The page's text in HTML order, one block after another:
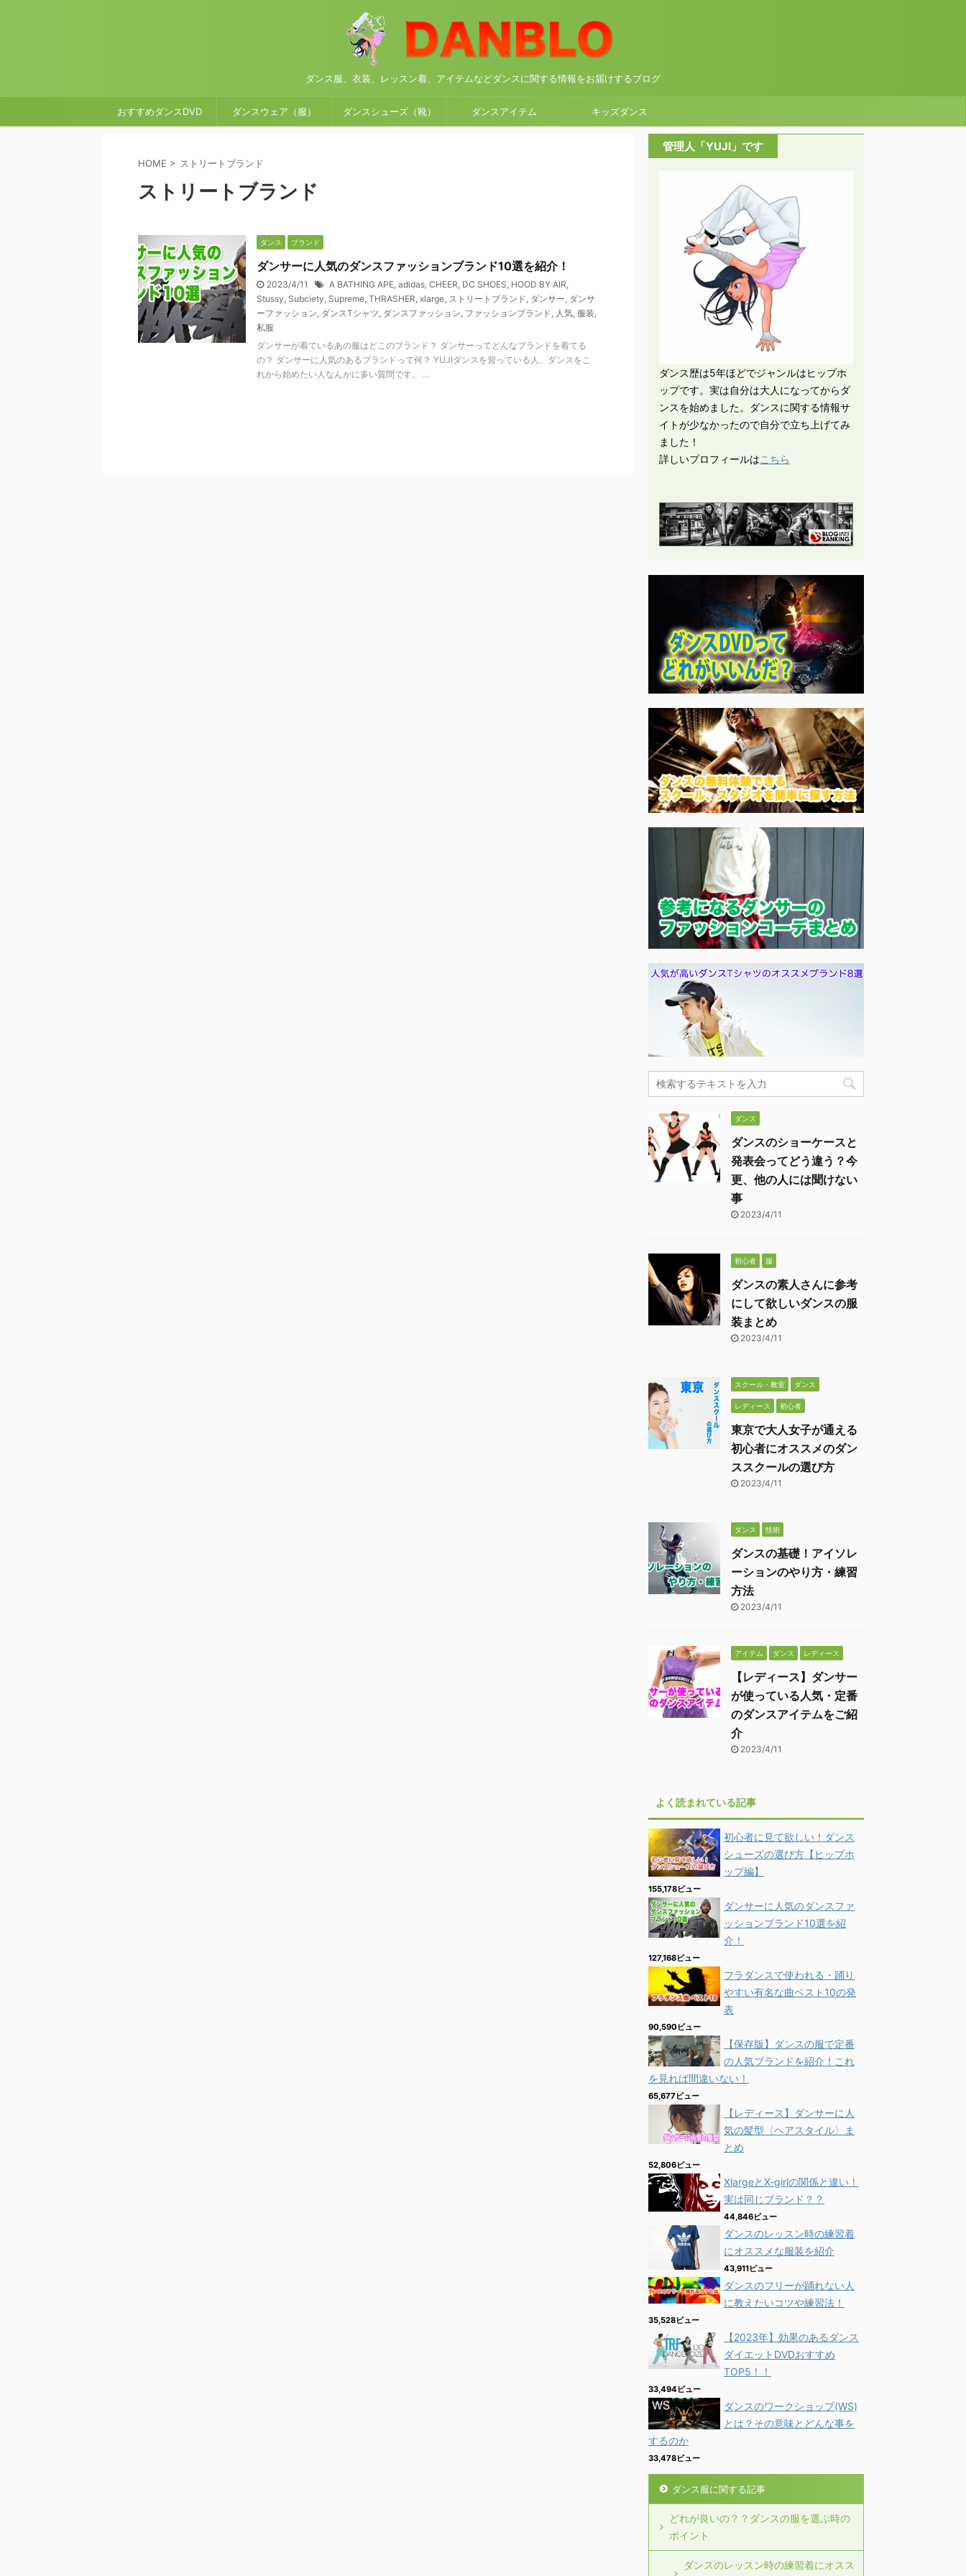
ダンス服、衣装、レッスン着、アイテムなどダンスに関する情報をお届けするブログ
おすすめダンスDVD ダンスウェア（服） ダンスシューズ（靴） ダンスアイテム キッズダンス
HOME > ストリートブランド
ストリートブランド
ダンス ブランド
ダンサーに人気のダンスファッションブランド10選を紹介！
2023/4/11 A BATHING APE, adidas, CHEER, DC SHOES, HOOD BY AIR,
Stussy, Subciety, Supreme, THRASHER, xlarge, ストリートブランド, ダンサー, ダンサ
ーファッション, ダンスTシャツ, ダンスファッション, ファッションブランド, 人気, 服装,
私服
ダンサーが着ているあの服はどこのブランド？ ダンサーってどんなブランドを着てる
の？ ダンサーに人気のあるブランドって何？ YUJIダンスを習っている人、ダンスをこ
れから始めたい人なんかに多い質問です。 ...
管理人「YUJI」です
ダンス歴は5年ほどでジャンルはヒップホ
ップです。実は自分は大人になってからダ
ンスを始めました。ダンスに関する情報サ
イトが少なかったので自分で立ち上げてみ
ました！
詳しいプロフィールはこちら
ダンス
ダンスのショーケースと
発表会ってどう違う？今
更、他の人には聞けない
事
2023/4/11
初心者 服
ダンスの素人さんに参考
にして欲しいダンスの服
装まとめ
2023/4/11
スクール・教室 ダンス
レディース 初心者
東京で大人女子が通える
初心者にオススメのダン
ススクールの選び方
2023/4/11
ダンス 技術
ダンスの基礎！アイソレ
ーションのやり方・練習
方法
2023/4/11
アイテム ダンス レディース
【レディース】ダンサー
が使っている人気・定番
のダンスアイテムをご紹
介
2023/4/11
よく読まれている記事
初心者に見て欲しい！ダンス
シューズの選び方【ヒップホ
ップ編】
155,178ビュー
ダンサーに人気のダンスファ
ッションブランド10選を紹
介！
127,168ビュー
フラダンスで使われる・踊り
やすい有名な曲ベスト10の発
表
90,590ビュー
【保存版】ダンスの服で定番
の人気ブランドを紹介！これ
を見れば間違いない！
65,677ビュー
【レディース】ダンサーに人
気の髪型〈ヘアスタイル〉ま
とめ
52,806ビュー
XlargeとX-girlの関係と違い！
実は同じブランド？？
44,846ビュー
ダンスのレッスン時の練習着
にオススメな服装を紹介
43,911ビュー
ダンスのフリーが踊れない人
に教えたいコツや練習法！
35,528ビュー
【2023年】効果のあるダンス
ダイエットDVDおすすめ
TOP5！！
33,494ビュー
ダンスのワークショップ(WS)
とは？その意味とどんな事を
するのか
33,478ビュー
ダンス服に関する記事
どれが良いの？？ダンスの服を選ぶ時の
ポイント
ダンスのレッスン時の練習着にオスス